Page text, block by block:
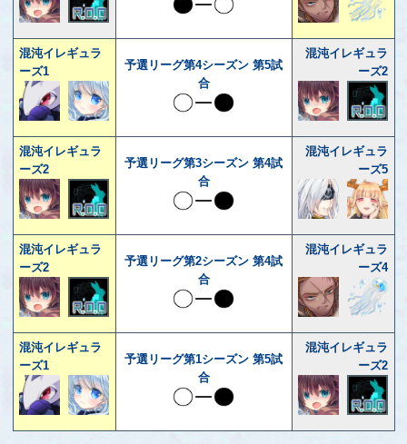
混沌イレギュラ
ーズ1
予選リーグ第4シーズン 第5試
合
混沌イレギュラ
ーズ2
混沌イレギュラ
ーズ2
予選リーグ第3シーズン 第4試
合
混沌イレギュラ
ーズ5
混沌イレギュラ
ーズ2
予選リーグ第2シーズン 第4試
合
混沌イレギュラ
ーズ4
混沌イレギュラ
ーズ1
予選リーグ第1シーズン 第5試
合
混沌イレギュラ
ーズ2